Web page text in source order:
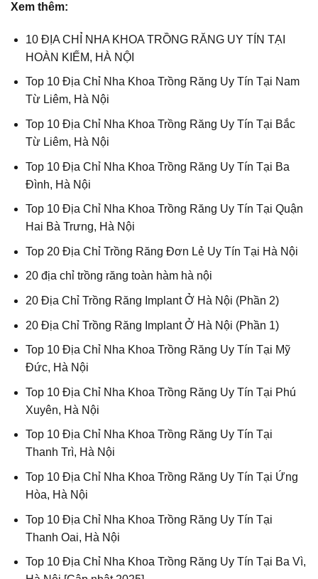
Xem thêm:
10 ĐỊA CHỈ NHA KHOA TRỒNG RĂNG UY TÍN TẠI
HOÀN KIẾM, HÀ NỘI
Top 10 Địa Chỉ Nha Khoa Trồng Răng Uy Tín Tại Nam
Từ Liêm, Hà Nội
Top 10 Địa Chỉ Nha Khoa Trồng Răng Uy Tín Tại Bắc
Từ Liêm, Hà Nội
Top 10 Địa Chỉ Nha Khoa Trồng Răng Uy Tín Tại Ba
Đình, Hà Nội
Top 10 Địa Chỉ Nha Khoa Trồng Răng Uy Tín Tại Quận
Hai Bà Trưng, Hà Nội
Top 20 Địa Chỉ Trồng Răng Đơn Lẻ Uy Tín Tại Hà Nội
20 địa chỉ trồng răng toàn hàm hà nội
20 Địa Chỉ Trồng Răng Implant Ở Hà Nội (Phần 2)
20 Địa Chỉ Trồng Răng Implant Ở Hà Nội (Phần 1)
Top 10 Địa Chỉ Nha Khoa Trồng Răng Uy Tín Tại Mỹ
Đức, Hà Nội
Top 10 Địa Chỉ Nha Khoa Trồng Răng Uy Tín Tại Phú
Xuyên, Hà Nội
Top 10 Địa Chỉ Nha Khoa Trồng Răng Uy Tín Tại
Thanh Trì, Hà Nội
Top 10 Địa Chỉ Nha Khoa Trồng Răng Uy Tín Tại Ứng
Hòa, Hà Nội
Top 10 Địa Chỉ Nha Khoa Trồng Răng Uy Tín Tại
Thanh Oai, Hà Nội
Top 10 Địa Chỉ Nha Khoa Trồng Răng Uy Tín Tại Ba Vì,